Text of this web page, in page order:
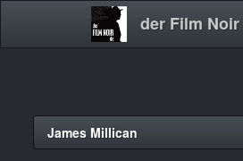
der Film Noir
Main
James Millican